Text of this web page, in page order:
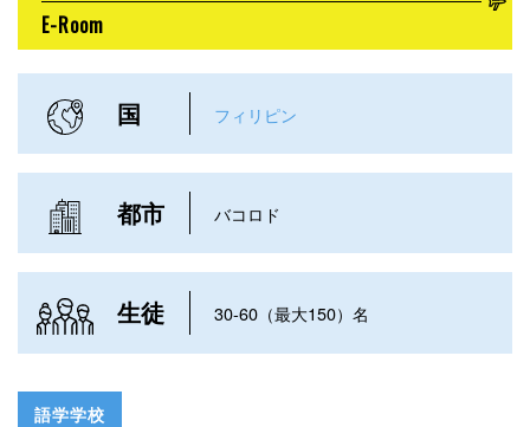
E-Room
国 フィリピン
都市 バコロド
生徒 30-60（最大150）名
語学学校